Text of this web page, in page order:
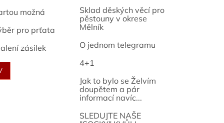
možná
pro prťata
zásilek
Sklad děských věcí pro
pěstouny v okrese
Mělník
O jednom telegramu
4+1
Jak to bylo se Želvím
doupětem a pár
informací navíc...
SLEDUJTE NAŠE